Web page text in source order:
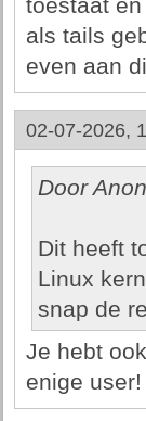
toestaat
als tails
even aan
02-07-2026,
Door
Dit heeft
Linux
snap de
Je hebt
enige user!